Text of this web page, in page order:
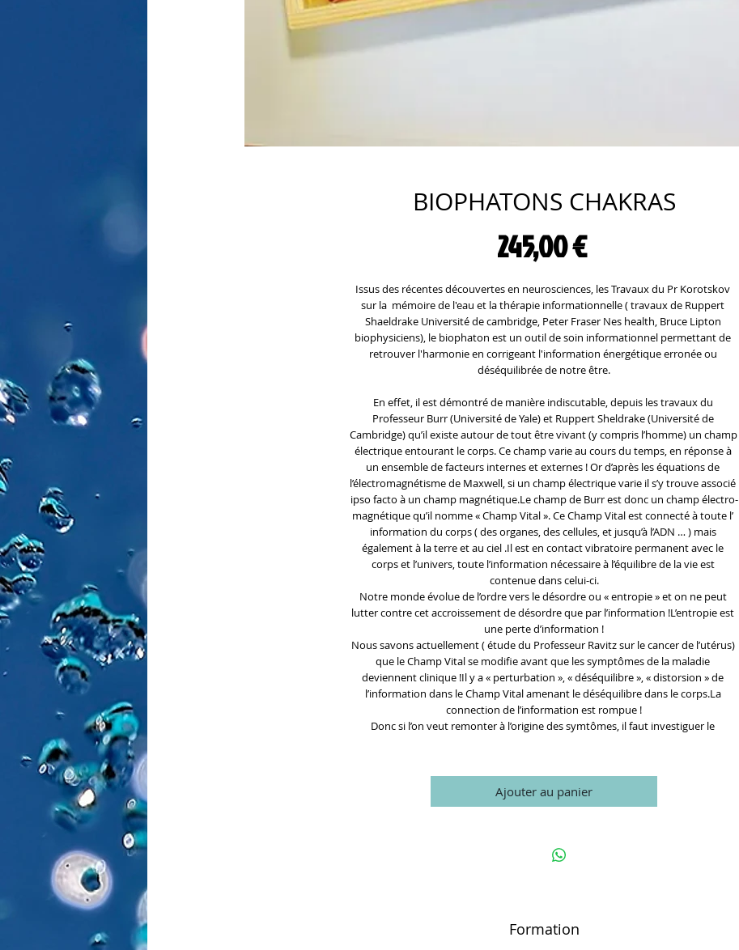
BIOPHATONS CHAKRAS
245,00 €Prix
Issus des récentes découvertes en neurosciences, les Travaux du Pr Korotskov
sur la  mémoire de l'eau et la thérapie informationnelle ( travaux de Ruppert
Shaeldrake Université de cambridge, Peter Fraser Nes health, Bruce Lipton
biophysiciens), le biophaton est un outil de soin informationnel permettant de
retrouver l'harmonie en corrigeant l'information énergétique erronée ou
déséquilibrée de notre être.
En effet, il est démontré de manière indiscutable, depuis les travaux du
Professeur Burr (Université de Yale) et Ruppert Sheldrake (Université de
Cambridge) qu’il existe autour de tout être vivant (y compris l’homme) un champ
électrique entourant le corps. Ce champ varie au cours du temps, en réponse à
un ensemble de facteurs internes et externes ! Or d’après les équations de
l’électromagnétisme de Maxwell, si un champ électrique varie il s’y trouve associé
ipso facto à un champ magnétique.Le champ de Burr est donc un champ électro-
magnétique qu’il nomme « Champ Vital ». Ce Champ Vital est connecté à toute l’
information du corps ( des organes, des cellules, et jusqu’à l’ADN … ) mais
également à la terre et au ciel .Il est en contact vibratoire permanent avec le
corps et l’univers, toute l’information nécessaire à l’équilibre de la vie est
contenue dans celui-ci.
Notre monde évolue de l’ordre vers le désordre ou « entropie » et on ne peut
lutter contre cet accroissement de désordre que par l’information !L’entropie est
une perte d’information !
Nous savons actuellement ( étude du Professeur Ravitz sur le cancer de l’utérus)
que le Champ Vital se modifie avant que les symptômes de la maladie
deviennent clinique !Il y a « perturbation », « déséquilibre », « distorsion » de
l’information dans le Champ Vital amenant le déséquilibre dans le corps.La
connection de l’information est rompue !
Donc si l’on veut remonter à l’origine des symtômes, il faut investiguer le
Ajouter au panier
Formation